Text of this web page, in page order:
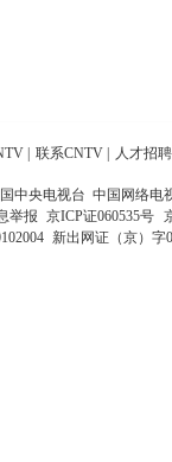
联系CNTV 人才招聘
中央电视台 中国网络电
举报 京ICP证060535号
新出网证（京）